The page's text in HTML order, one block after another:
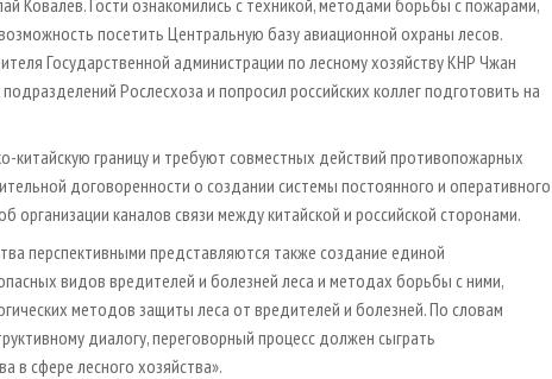
посетить Центральную базу авиационной охраны лесов.
Государственной администрации по лесному хозяйству КНР Чжан
Рослесхоза и попросил российских коллег подготовить на
китайскую границу и требуют совместных действий противопожарных
договоренности о создании системы постоянного и оперативного
каналов связи между китайской и российской сторонами.
перспективными представляются также создание единой
видов вредителей и болезней леса и методах борьбы с ними,
методов защиты леса от вредителей и болезней. По словам
диалогу, переговорный процесс должен сыграть
в сфере лесного хозяйства».